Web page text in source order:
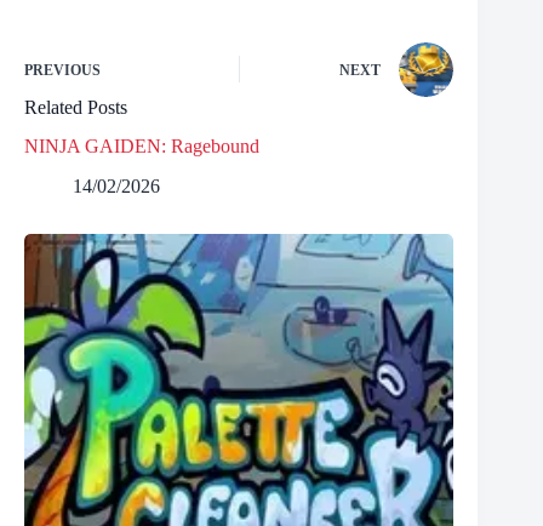
PREVIOUS NEXT
Related Posts
NINJA GAIDEN: Ragebound
14/02/2026